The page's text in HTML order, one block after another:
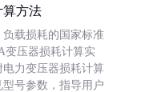
算方法
载损耗的国家标准
变压器损耗计算实
力变压器损耗计算
型号参数，指导用户